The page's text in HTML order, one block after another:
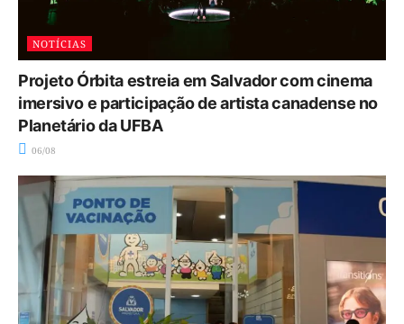
NOTÍCIAS
Projeto Órbita estreia em Salvador com cinema
imersivo e participação de artista canadense no
Planetário da UFBA
06/08